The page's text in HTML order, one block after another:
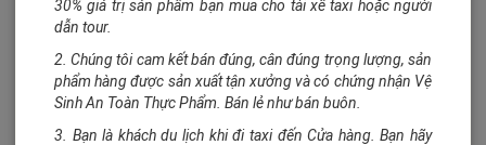
30% giá trị sản phẩm bạn mua cho tài xế taxi hoặc người
dẫn tour.
2. Chúng tôi cam kết bán đúng, cân đúng trọng lượng, sản
phẩm hàng được sản xuất tận xưởng và có chứng nhận Vệ
Sinh An Toàn Thực Phẩm. Bán lẻ như bán buôn.
3. Bạn là khách du lịch khi đi taxi đến Cửa hàng. Bạn hãy